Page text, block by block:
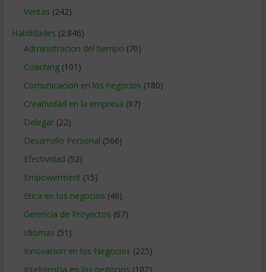
Ventas (242)
Habilidades (2.846)
Administracion del tiempo (70)
Coaching(101)
Comunicacion en los negocios (180)
Creatividad en la empresa (97)
Delegar(22)
Desarrollo Personal (566)
Efectividad (52)
Empowerment (15)
Etica en los negocios (46)
Gerencia de Proyectos (67)
Idiomas (51)
Innovacion en los Negocios (225)
Inteligencia en los negocios (102)